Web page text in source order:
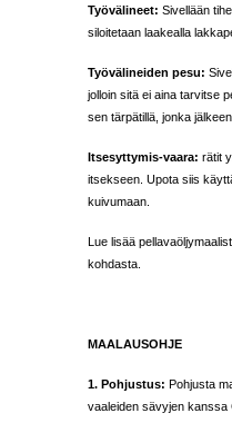
Työvälineet: Sivellään
siloitetaan laakealla
Työvälineiden pesu:
jolloin sitä ei aina tarvitse
sen tärpätillä, jonka
Itsesyttymis-vaara: rätit
itsekseen. Upota siis
kuivumaan.
Lue lisää
kohdasta.
MAALAUSOHJE
1. Pohjustus: Pohjusta
vaaleiden sävyjen kanssa